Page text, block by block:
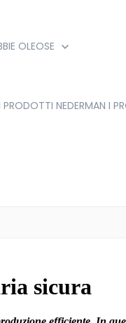
OLEOSE
NEDERMAN I
sicura